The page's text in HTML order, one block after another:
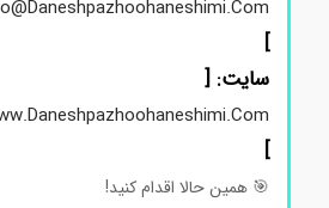
Info@daneshpazhoohaneshimi.com
سایت: [
Www.daneshpazhoohaneshimi.com
همینحالااقدامکنید!